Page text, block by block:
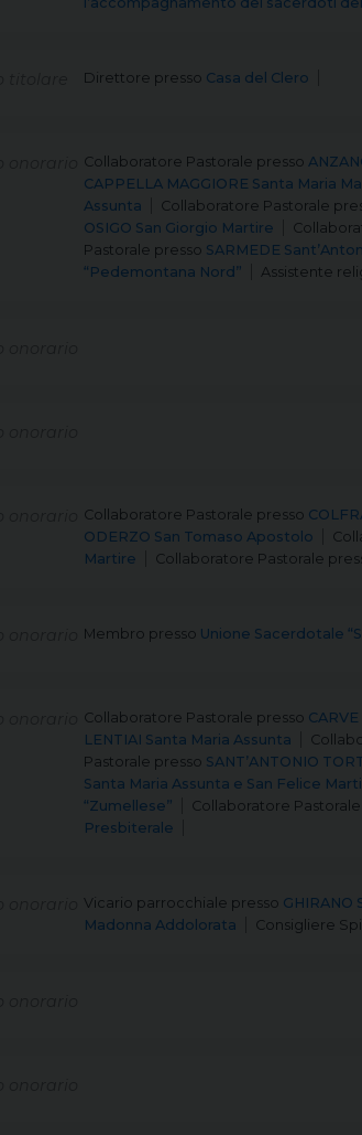
Direttore presso Casa del Clero
Collaboratore Pastorale presso
CAPPELLA MAGGIORE Santa Maria
Assunta
Collaboratore Pastorale
OSIGO San Giorgio Martire
Pastorale presso SARMEDE
“Pedemontana Nord”
Assistente
Collaboratore Pastorale presso
ODERZO San Tomaso Apostolo
Martire
Collaboratore Pastorale
Membro presso Unione Sacerdotale
Collaboratore Pastorale presso
LENTIAI Santa Maria Assunta
Pastorale presso SANT’ANTONIO
Santa Maria Assunta e San Felice
“Zumellese”
Collaboratore Pastorale
Presbiterale
Vicario parrocchiale presso GHIRANO
Madonna Addolorata
Consigliere